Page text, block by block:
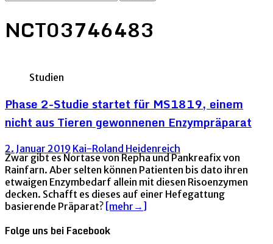
NCT03746483
Studien
Phase 2-Studie startet für MS1819, einem
nicht aus Tieren gewonnenen Enzympräparat
2. Januar 2019 Kai-Roland Heidenreich
Zwar gibt es Nortase von Repha und Pankreafix von
Rainfarn. Aber selten können Patienten bis dato ihren
etwaigen Enzymbedarf allein mit diesen Risoenzymen
decken. Schafft es dieses auf einer Hefegattung
basierende Präparat? [mehr→]
Folge uns bei Facebook